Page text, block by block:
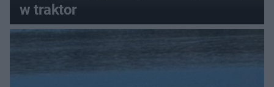
w traktor